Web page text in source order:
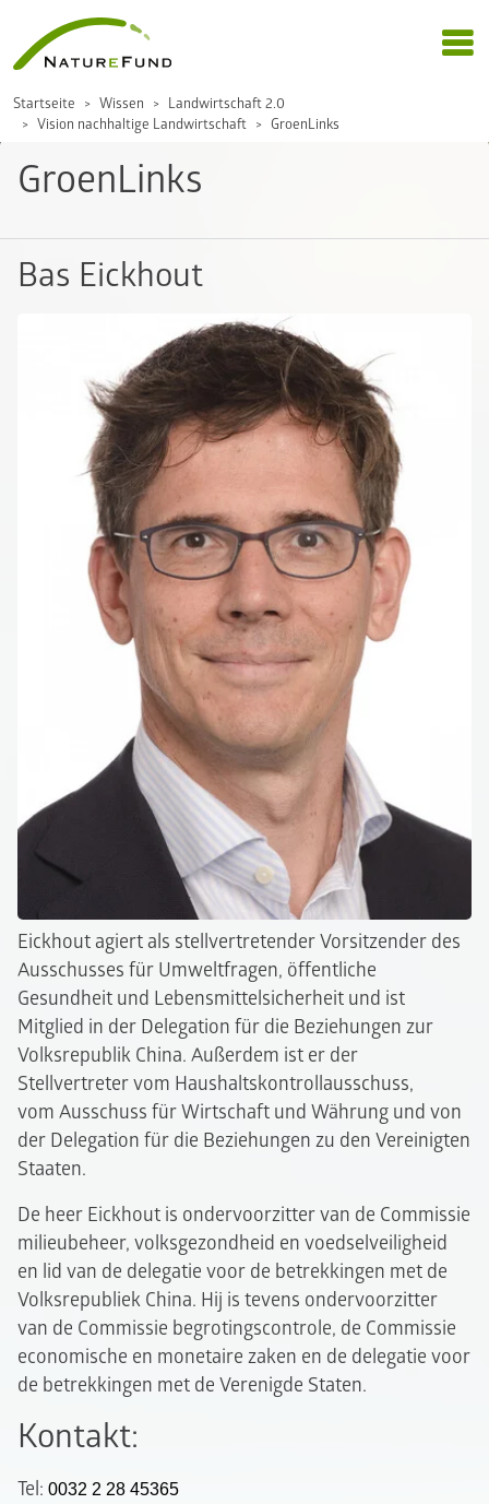
Startseite Wissen
Landwirtschaft 2.0
Vision nachhaltige Landwirtschaft
GroenLinks
GroenLinks
Bas Eickhout
Eickhout agiert als stellvertretender Vorsitzender des
Ausschusses für Umweltfragen, öffentliche
Gesundheit und Lebensmittelsicherheit und ist
Mitglied in der Delegation für die Beziehungen zur
Volksrepublik China. Außerdem ist er der
Stellvertreter vom Haushaltskontrollausschuss,
vom Ausschuss für Wirtschaft und Währung und von
der Delegation für die Beziehungen zu den Vereinigten
Staaten.
De heer Eickhout is ondervoorzitter van de Commissie
milieubeheer, volksgezondheid en voedselveiligheid
en lid van de delegatie voor de betrekkingen met de
Volksrepubliek China. Hij is tevens ondervoorzitter
van de Commissie begrotingscontrole, de Commissie
economische en monetaire zaken en de delegatie voor
de betrekkingen met de Verenigde Staten.
Kontakt:
Tel: 0032 2 28 45365